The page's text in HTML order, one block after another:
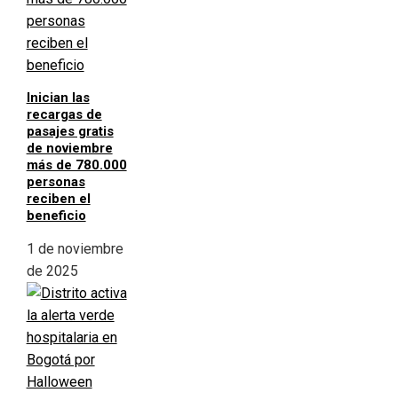
Inician las
recargas de
pasajes gratis
de noviembre
más de 780.000
personas
reciben el
beneficio
1 de noviembre
de 2025